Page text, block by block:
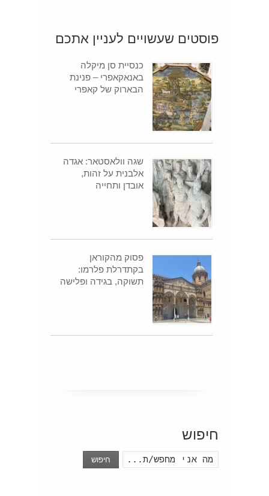
פוסטים שעשויים לעניין אתכם
כנסיית סן מיקלה
באנאקאפרי – פנינת
הבארוק של קאפרי
שגה וולאסטאר: אגדה
אלבנית על זהות,
אובדן ותחייה
פסוק מהקוראן
בקתדרלת פלרמו:
תשוקה, בגידה ופלישה
חיפוש
חיפוש